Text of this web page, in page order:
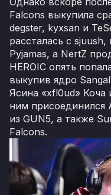
Falcons выкупила
degster, kyxsan и
рассталась с
Pyjamas, а NertZ
HEROIC опять
выкупив ядро
Ясина «xfl0ud» Коча
ним присоединился
из GUN5, а также
Falcons.